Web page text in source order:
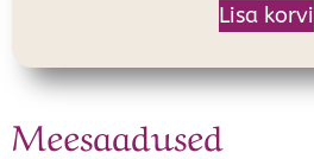
Lisa korvi
Meesaadused